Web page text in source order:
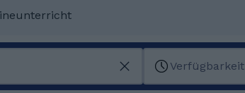
Verfügbarkeit